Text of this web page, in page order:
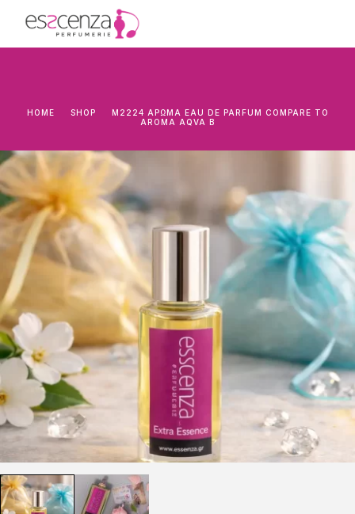
HOME SHOP
M2224 ΆΡΩΜΑ EAU DE PARFUM COMPARE TO
AROMA AQVA B